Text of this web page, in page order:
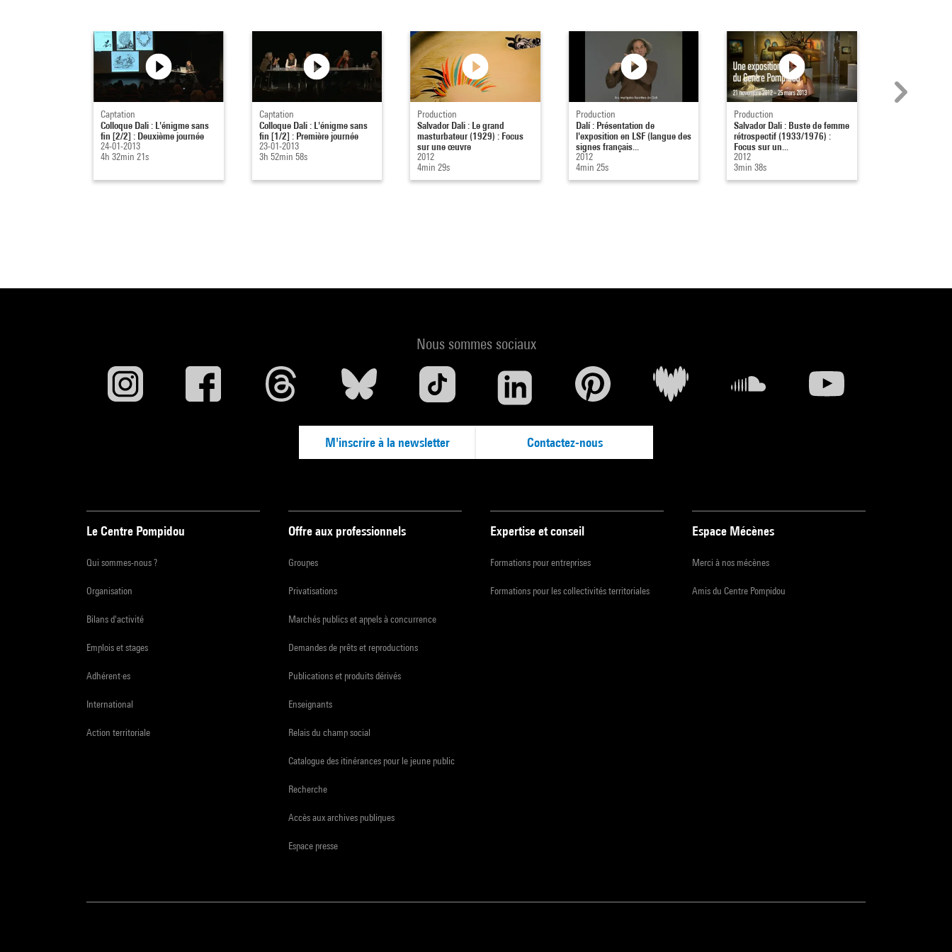
Captation
Colloque Dali : L'énigme sans
fin [2/2] : Deuxième journée
24-01-2013
4h 32min 21s
Captation
Colloque Dali : L'énigme sans
fin [1/2] : Première journée
23-01-2013
3h 52min 58s
Production
Salvador Dali : Le grand
masturbateur (1929) : Focus
sur une œuvre
2012
4min 29s
Production
Dalí : Présentation de
l'exposition en LSF (langue des
signes français...
2012
4min 25s
Production
Salvador Dali : Buste de femme
rétrospectif (1933/1976) :
Focus sur un...
2012
3min 38s
Nous sommes sociaux
M'inscrire à la newsletter Contactez-nous
Le Centre Pompidou
Qui sommes-nous ?
Organisation
Bilans d'activité
Emplois et stages
Adhérent·es
International
Action territoriale
Offre aux professionnels
Groupes
Privatisations
Marchés publics et appels à concurrence
Demandes de prêts et reproductions
Publications et produits dérivés
Enseignants
Relais du champ social
Catalogue des itinérances pour le jeune public
Recherche
Accès aux archives publiques
Espace presse
Expertise et conseil
Formations pour entreprises
Formations pour les collectivités territoriales
Espace Mécènes
Merci à nos mécènes
Amis du Centre Pompidou